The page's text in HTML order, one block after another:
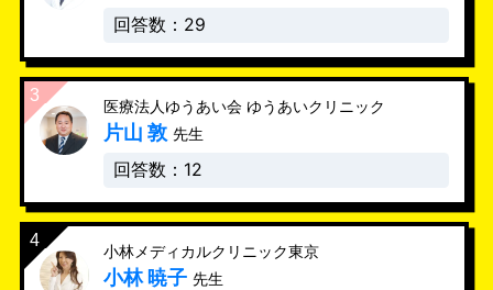
回答数：29
医療法人ゆうあい会 ゆうあいクリニック
片山 敦 先生
回答数：12
小林メディカルクリニック東京
小林 暁子 先生